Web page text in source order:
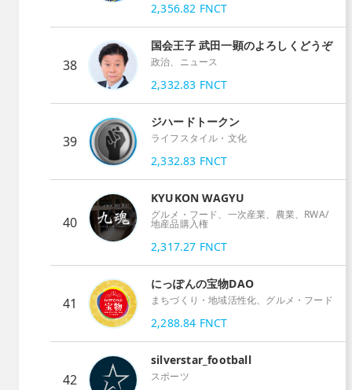
2,356.82 FNCT
38
国会王子 武田一顕のよろしくどうぞ
政治、ニュース
2,332.83 FNCT
39
ジハードトークン
ライフスタイル・文化
2,332.83 FNCT
40
KYUKON WAGYU
グルメ・フード、一次産業、農業、RWA/
地産品購入権
2,317.27 FNCT
41
にっぽんの宝物DAO
まちづくり・地域活性化、グルメ・フード
2,288.84 FNCT
42
silverstar_football
スポーツ